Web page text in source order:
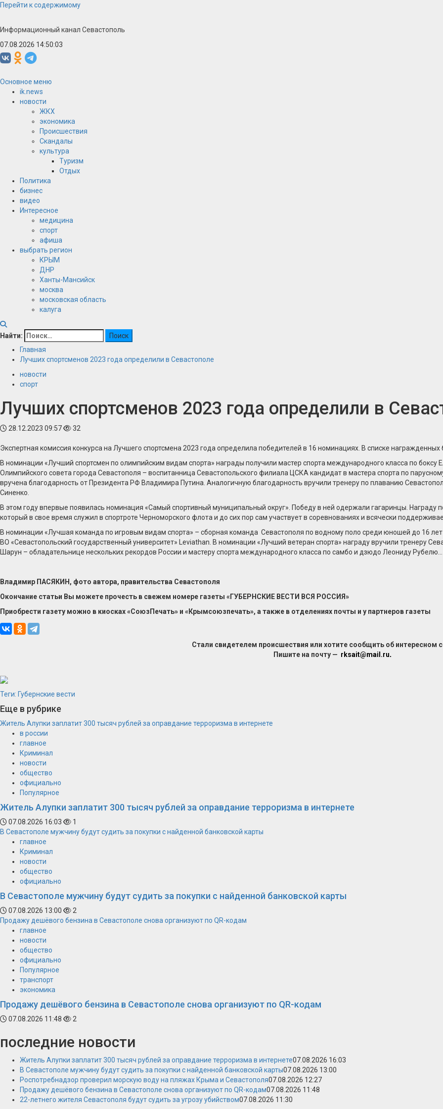
Перейти к содержимому
Информационный канал Севастополь
07.08.2026 14:50:03
Основное меню
ik.news
новости
ЖКХ
экономика
Происшествия
Скандалы
культура
Туризм
Отдых
Политика
бизнес
видео
Интересное
медицина
спорт
афиша
выбрать регион
КРЫМ
ДНР
Ханты-Мансийск
москва
московская область
калуга
Найти:
Главная
Лучших спортсменов 2023 года определили в Севастополе
новости
спорт
Лучших спортсменов 2023 года определили в
28.12.2023 09:57 32
Экспертная комиссия конкурса на Лучшего спортсмена 2023 года определила победителей в 16 номинациях. В списке
В номинации «Лучший спортсмен по олимпийским видам спорта» награды получили мастер спорта международного класса по
Олимпийского совета города Севастополя – воспитанница Севастопольского филиала ЦСКА кандидат в мастера спорта по
вручена благодарность от Президента РФ Владимира Путина. Аналогичную благодарность вручили тренеру по плаванию
Синенко.
В этом году впервые появилась номинация «Самый спортивный муниципальный округ». Победу в ней одержали гагаринцы. Награду
который в свое время служил в спортроте Черноморского флота и до сих пор сам участвует в соревнованиях и всячески
В номинации «Лучшая команда по игровым видам спорта» – сборная команда Севастополя по водному поло среди юношей до 16
ВО «Севастопольский государственный университет» Leviathan. В номинации «Лучший ветеран спорта» награду вручили тренеру
Шарун – обладательнице нескольких рекордов России и мастеру спорта международного класса по самбо и дзюдо Леониду Рубелю…
Владимир ПАСЯКИН, фото автора, правительства Севастополя
Окончание статьи Вы можете прочесть в свежем номере газеты «ГУБЕРНСКИЕ ВЕСТИ ВСЯ РОССИЯ»
Приобрести газету можно в киосках «СоюзПечать» и «Крымсоюзпечать», а также в отделениях почты и у партнеров газеты
Стали свидетелем происшествия или хотите сообщить об интересном
Пишите на почту — rksait@mail.ru.
Теги: Губернские вести
Еще в рубрике
Житель Алупки заплатит 300 тысяч рублей за оправдание терроризма в интернете
в россии
главное
Криминал
новости
общество
официально
Популярное
Житель Алупки заплатит 300 тысяч рублей за оправдание терроризма в интернете
07.08.2026 16:03
1
В Севастополе мужчину будут судить за покупки с найденной банковской карты
главное
Криминал
новости
общество
официально
В Севастополе мужчину будут судить за покупки с найденной банковской карты
07.08.2026 13:00
2
Продажу дешёвого бензина в Севастополе снова организуют по QR-кодам
главное
новости
общество
официально
Популярное
транспорт
экономика
Продажу дешёвого бензина в Севастополе снова организуют по QR-кодам
07.08.2026 11:48 2
последние новости
Житель Алупки заплатит 300 тысяч рублей за оправдание терроризма в интернете07.08.2026 16:03
В Севастополе мужчину будут судить за покупки с найденной банковской карты07.08.2026 13:00
Роспотребнадзор проверил морскую воду на пляжах Крыма и Севастополя07.08.2026 12:27
Продажу дешёвого бензина в Севастополе снова организуют по QR-кодам07.08.2026 11:48
22-летнего жителя Севастополя будут судить за угрозу убийством07.08.2026 11:30